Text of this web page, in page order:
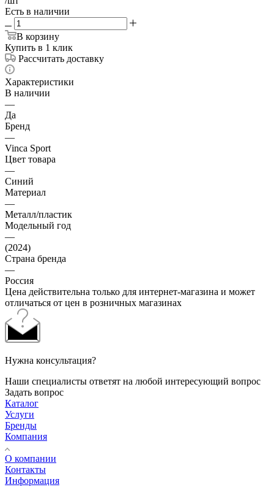
Есть в наличии
В корзину
Купить в 1 клик
Рассчитать доставку
Характеристики
В наличии
—
Да
Бренд
—
Vinca Sport
Цвет товара
—
Синий
Материал
—
Металл/пластик
Модельный год
—
(2024)
Страна бренда
—
Россия
Цена действительна только для интернет-магазина и может
отличаться от цен в розничных магазинах
Нужна консультация?
Наши специалисты ответят на любой интересующий вопрос
Задать вопрос
Каталог
Услуги
Бренды
Компания
О компании
Контакты
Информация